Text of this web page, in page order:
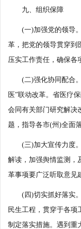
九、组织保障
(一)加强党的领导。
革，把党的领导贯穿到
压实工作责任，确保各
(二)强化协同配合。
医”联动改革。省医疗
会同有关部门研究解决
题，指导各市(州)全面
(三)加大宣传力度。
解读，加强舆情监测，
革事项要广泛听取意见
(四)切实抓好落实。
民生工程，贯穿于各项
制定落实措施。遇到重